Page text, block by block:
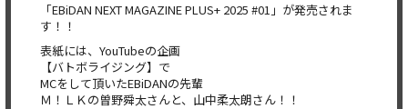
「EBiDAN NEXT MAGAZINE PLUS+ 2025 #01」が発売されま
す！！
表紙には、YouTubeの企画
【バトボライジング】で
MCをして頂いたEBiDANの先輩
Ｍ！ＬＫの曽野舜太さんと、山中柔太朗さん！！